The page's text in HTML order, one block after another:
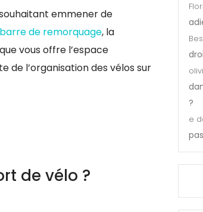
emmener de
barre de remorquage, la
vous offre l’espace
de l’organisation des vélos sur
de vélo ?
?
e